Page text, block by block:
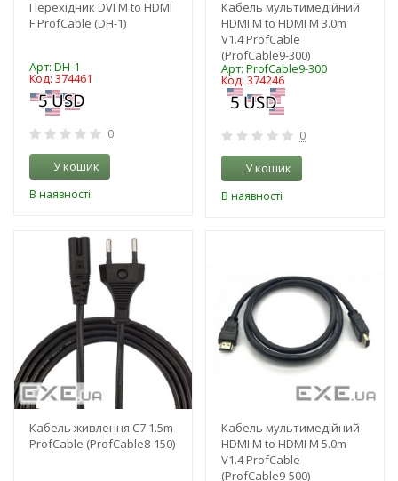
Перехідник DVI M to HDMI
F ProfCable (DH-1)
Арт: DH-1
Код: 374461
0
У кошик
В наявності
Кабель мультимедійний
HDMI M to HDMI M 3.0m
V1.4 ProfCable
(ProfCable9-300)
Арт: ProfCable9-300
Код: 374246
0
У кошик
В наявності
Кабель живлення C7 1.5m
ProfCable (ProfCable8-150)
Кабель мультимедійний
HDMI M to HDMI M 5.0m
V1.4 ProfCable
(ProfCable9-500)